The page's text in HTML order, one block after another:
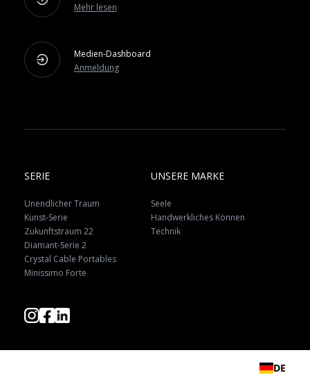
Mehr lesen
Medien-Dashboard
Anmeldung
SERIE
Unendlicher Traum
Kunst-Serie
Zukunftstraum 22
Diamant-Serie 2
Crystal Cable Portables
Minissimo Forte
UNSERE MARKE
Seele
Handwerkliches Können
Technik
DE